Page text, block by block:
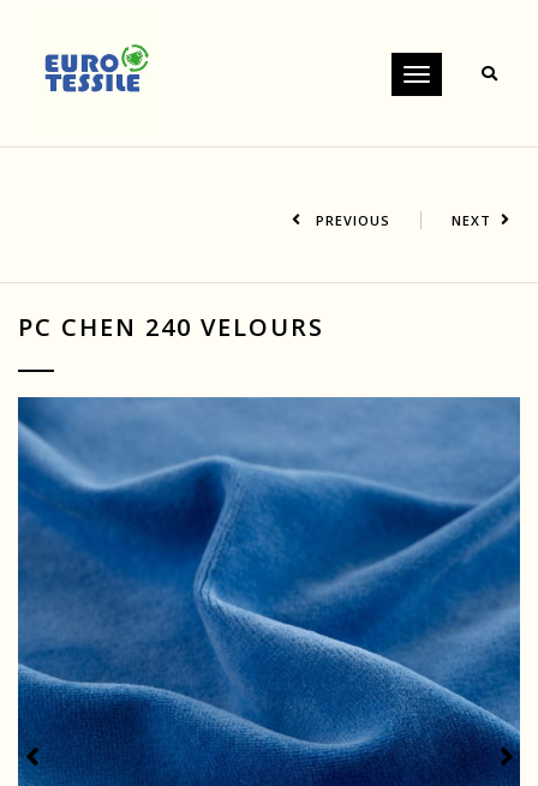
Toggle
PREVIOUS NEXT
PC CHEN 240 VELOURS